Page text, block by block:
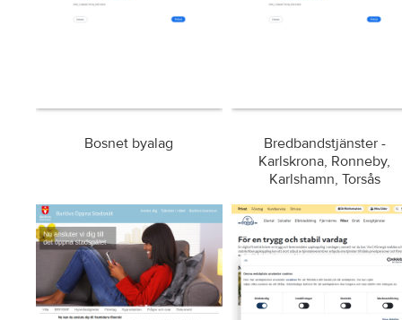
Bosnet byalag
Bredbandstjänster -
Karlskrona, Ronneby,
Karlshamn, Torsås